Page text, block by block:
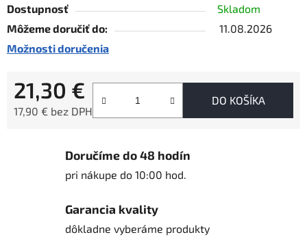
Dostupnosť
Skladom
Môžeme doručiť do:
11.08.2026
Možnosti doručenia
21,30 €
17,90 € bez DPH
DO KOŠÍKA
Doručíme do 48 hodín
pri nákupe do 10:00 hod.
Garancia kvality
dôkladne vyberáme produkty